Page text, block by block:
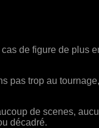
cas de figure de plus
pas trop au
de scenes,
décadré.